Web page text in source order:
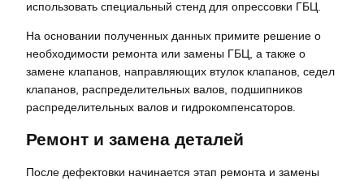
использовать специальный стенд для опрессовки ГБЦ.
На основании полученных данных примите решение о
необходимости ремонта или замены ГБЦ, а также о
замене клапанов, направляющих втулок клапанов, седел
клапанов, распределительных валов, подшипников
распределительных валов и гидрокомпенсаторов.
Ремонт и замена деталей
После дефектовки начинается этап ремонта и замены